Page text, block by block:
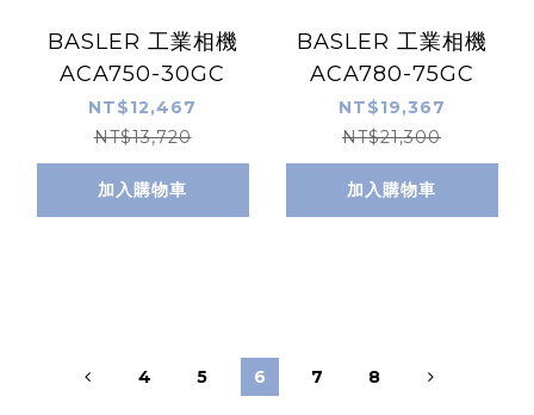
BASLER 工業相機
ACA750-30GC
NT$12,467
NT$13,720
加入購物車
BASLER 工業相機
ACA780-75GC
NT$19,367
NT$21,300
加入購物車
4 5 6 7 8